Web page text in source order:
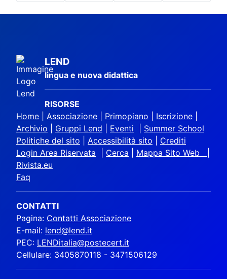
LEND
lingua e nuova didattica
RISORSE
Home
Associazione Primopiano Iscrizione
Archivio
Gruppi Lend Eventi
Summer School
Politiche del sito
Accessibilità sito
Crediti
Login Area Riservata
Cerca
Mappa Sito Web |
Rivista.eu
Faq
CONTATTI
Pagina: Contatti Associazione
E-mail: lend@lend.it
PEC: LENDitalia@postecert.it
Cellulare: 3405870118 - 3471506129